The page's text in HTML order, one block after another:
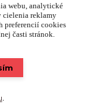
webu, analytické
cielenia reklamy
preferencií cookies
časti stránok.
.